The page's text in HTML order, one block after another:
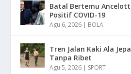
Batal Bertemu
Positif COVID-19
Agu 6, 2026 | BOLA
Tren Jalan Kaki Ala
Tanpa Ribet
Agu 5, 2026 | SPORT